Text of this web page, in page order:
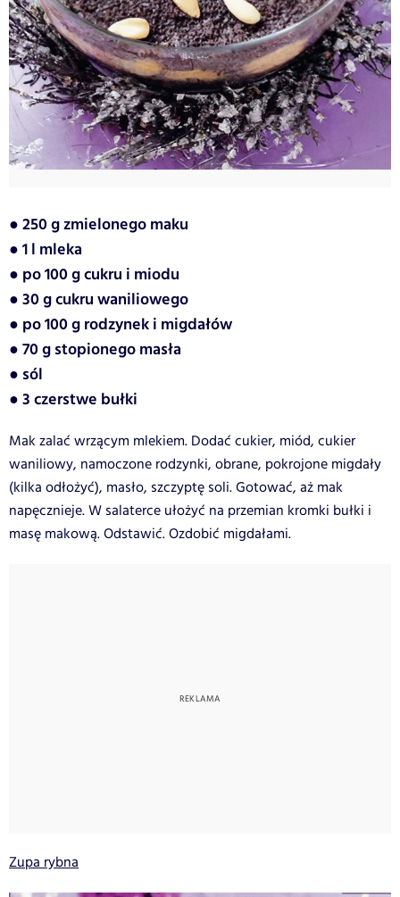
● 250 g zmielonego maku
● 1 l mleka
● po 100 g cukru i miodu
● 30 g cukru waniliowego
● po 100 g rodzynek i migdałów
● 70 g stopionego masła
● sól
● 3 czerstwe bułki
Mak zalać wrzącym mlekiem. Dodać cukier, miód, cukier
waniliowy, namoczone rodzynki, obrane, pokrojone migdały
(kilka odłożyć), masło, szczyptę soli. Gotować, aż mak
napęcznieje. W salaterce ułożyć na przemian kromki bułki i
masę makową. Odstawić. Ozdobić migdałami.
Zupa rybna